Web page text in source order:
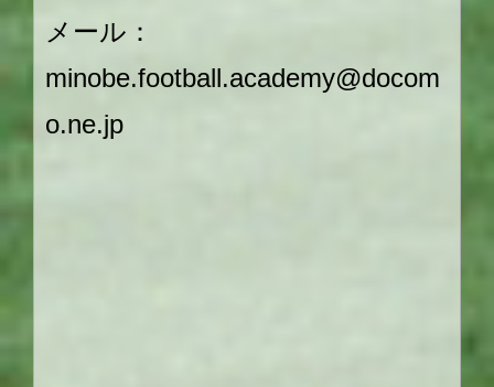
メール：
minobe.football.academy@docom
o.ne.jp